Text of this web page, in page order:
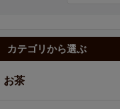
カテゴリから選ぶ
お茶